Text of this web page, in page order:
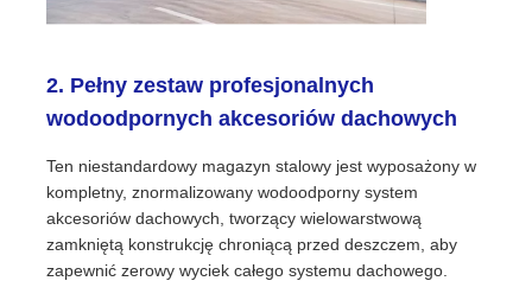
2. Pełny zestaw profesjonalnych
wodoodpornych akcesoriów dachowych
Ten niestandardowy magazyn stalowy jest wyposażony w
kompletny, znormalizowany wodoodporny system
akcesoriów dachowych, tworzący wielowarstwową
zamkniętą konstrukcję chroniącą przed deszczem, aby
zapewnić zerowy wyciek całego systemu dachowego.